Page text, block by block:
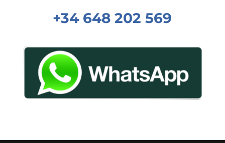
+34 648 202 569